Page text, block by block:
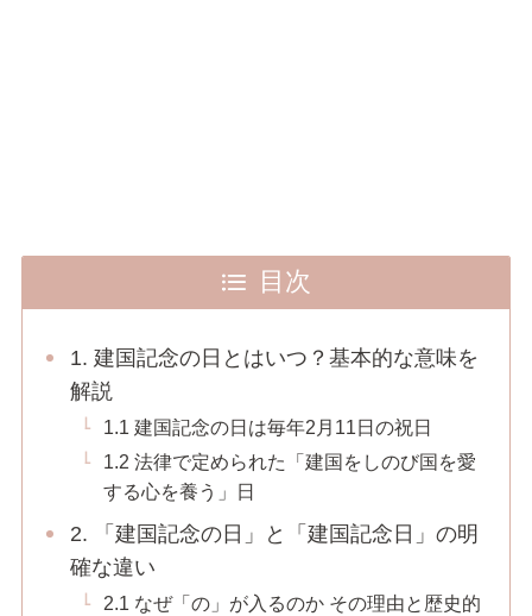
目次
1. 建国記念の日とはいつ？基本的な意味を
解説
1.1 建国記念の日は毎年2月11日の祝日
1.2 法律で定められた「建国をしのび国を愛
する心を養う」日
2. 「建国記念の日」と「建国記念日」の明
確な違い
2.1 なぜ「の」が入るのか その理由と歴史的